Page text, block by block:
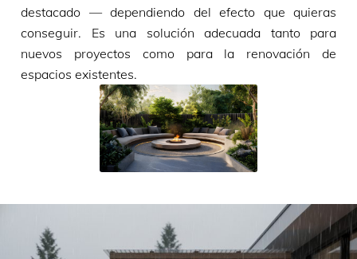
destacado — dependiendo del efecto que quieras
conseguir. Es una solución adecuada tanto para
nuevos proyectos como para la renovación de
espacios existentes.